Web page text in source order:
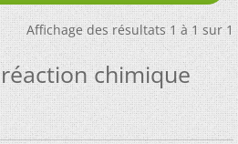
Affichage des résultats 1 à 1 sur 1
chimique